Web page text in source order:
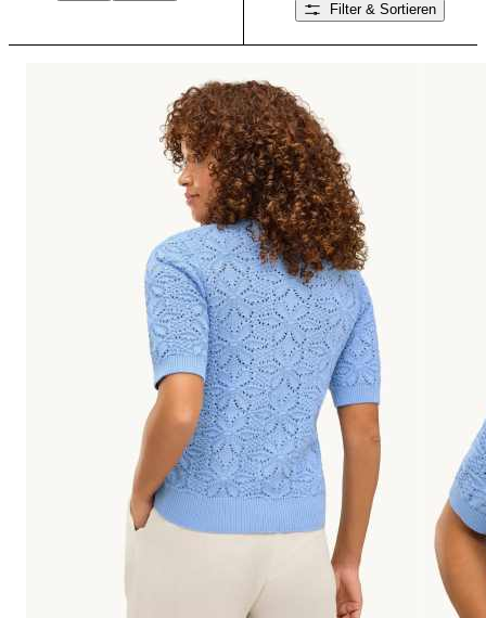
Filter & Sortieren